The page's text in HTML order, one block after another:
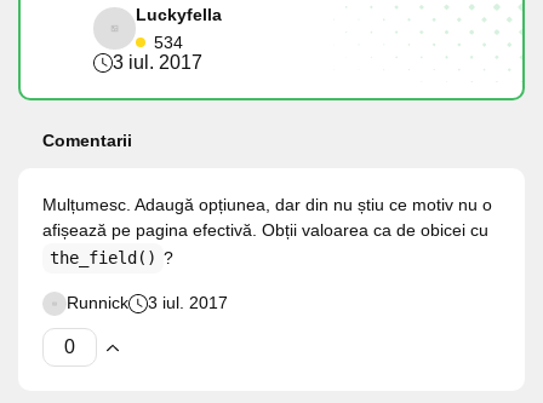
Luckyfella
534
3 iul. 2017
Comentarii
Mulțumesc. Adaugă opțiunea, dar din nu știu ce motiv nu o
afișează pe pagina efectivă. Obții valoarea ca de obicei cu
the_field() ?
Runnick 3 iul. 2017